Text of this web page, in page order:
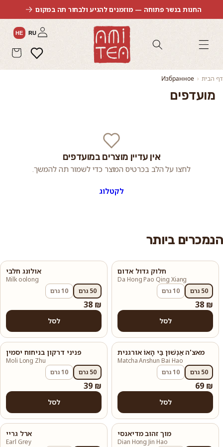
דלג לתוכן
החנות בנשר פתוחה — מוזמנים להגיע ולבחור תה במקום
RU
HE התחברות
מועדפים סל
הבית Избранное
מועדפים
אין עדיין מוצרים במועדפים
לחצו על הלב בכרטיס המוצר כדי לשמור תה להמשך.
לקטלוג
ביותר
אולונג חלבי
Milk oolong
50 גרם
10 גרם
38 ₪
לסל
חלוק גדול אדום
Da Hong Pao Qing Xiang
50 גרם
10 גרם
38 ₪
לסל
פניני דרקון בניחוח יסמין
Moli Long Zhu
50 גרם
10 גרם
39 ₪
לסל
מאצ'ה אַנְשׁוּן בַּי הָאוֹ אורגנית
Matcha Anshun Bai Hao
50 גרם
10 גרם
69 ₪
לסל
ארל גריי
Earl Grey
מוך זהוב מדיאנסי
Dian Hong Jin Hao